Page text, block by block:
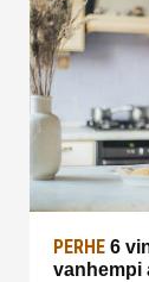
PERHE 6
vanhempi